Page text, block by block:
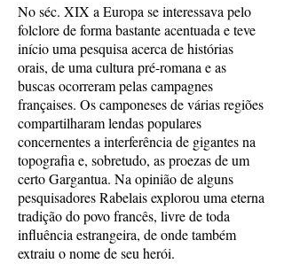
No séc. XIX a Europa se interessava pelo
folclore de forma bastante acentuada e teve
início uma pesquisa acerca de histórias
orais, de uma cultura pré-romana e as
buscas ocorreram pelas campagnes
françaises. Os camponeses de várias regiões
compartilharam lendas populares
concernentes a interferência de gigantes na
topografia e, sobretudo, as proezas de um
certo Gargantua. Na opinião de alguns
pesquisadores Rabelais explorou uma eterna
tradição do povo francês, livre de toda
influência estrangeira, de onde também
extraiu o nome de seu herói.